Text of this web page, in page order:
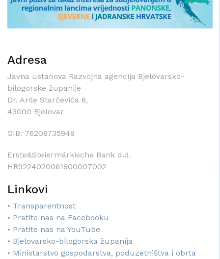
Adresa
Javna ustanova Razvojna agencija Bjelovarsko-
bilogorske županije
Dr. Ante Starčevića 8,
43000 Bjelovar
OIB: 76208735948
Erste&Steiermärkische Bank d.d.
HR9224020061800007002
Linkovi
• Transparentnost
• Pratite nas na Facebooku
• Pratite nas na YouTube
• Bjelovarsko-bilogorska županija
• Ministarstvo gospodarstva, poduzetništva i obrta